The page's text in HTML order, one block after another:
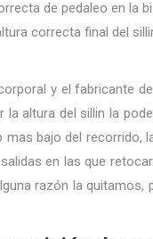
de pedaleo en la
correcta final del
y el fabricante
altura del sillin la
bajo del
en las que
razón la